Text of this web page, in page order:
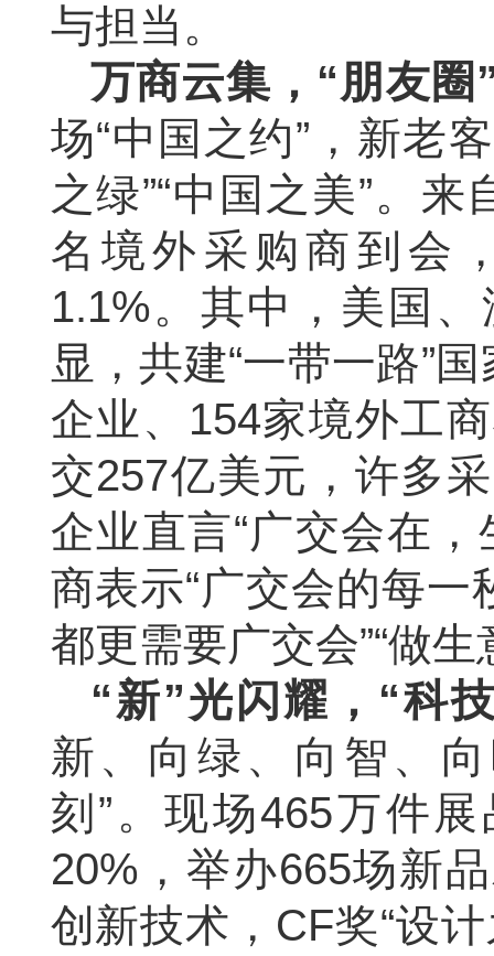
与担当。
万商云集，“朋友圈
场“中国之约”，新老
之绿”“中国之美”。
名境外采购商到会
1.1%。其中，美国
显，共建“一带一路”
企业、154家境外工
交257亿美元，许多
企业直言“广交会在
商表示“广交会的每一
都更需要广交会”“做
“新”光闪耀，“科
新、向绿、向智、
刻”。现场465万件
20%，举办665场新
创新技术，CF奖“设